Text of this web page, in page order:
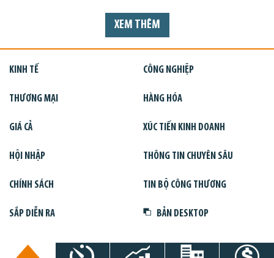
XEM THÊM
KINH TẾ CÔNG NGHIỆP
THƯƠNG MẠI HÀNG HÓA
GIÁ CẢ XÚC TIẾN KINH DOANH
HỘI NHẬP THÔNG TIN CHUYÊN SÂU
CHÍNH SÁCH TIN BỘ CÔNG THƯƠNG
SẮP DIỄN RA BẢN DESKTOP